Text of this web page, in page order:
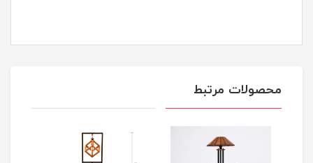
محصولات مرتبط